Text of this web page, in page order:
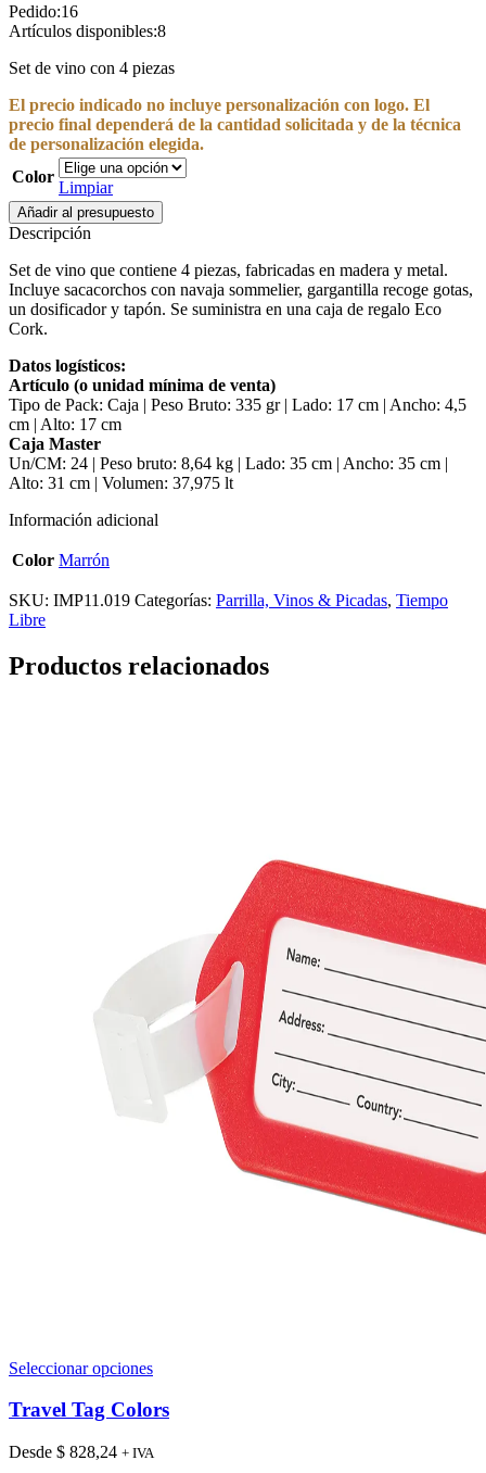
Pedido:16
Artículos disponibles:8
Set de vino con 4 piezas
El precio indicado no incluye personalización con logo. El
precio final dependerá de la cantidad solicitada y de la técnica
de personalización elegida.
Color
Limpiar
Set
de
Eco
Cork
cantidad
Añadir al presupuesto
Descripción
Set de vino que contiene 4 piezas, fabricadas en madera y metal.
Incluye sacacorchos con navaja sommelier, gargantilla recoge gotas,
un dosificador y tapón. Se suministra en una caja de regalo Eco
Cork.
Datos logísticos:
Artículo (o unidad mínima de venta)
Tipo de Pack: Caja | Peso Bruto: 335 gr | Lado: 17 cm | Ancho: 4,5
cm | Alto: 17 cm
Caja Master
Un/CM: 24 | Peso bruto: 8,64 kg | Lado: 35 cm | Ancho: 35 cm |
Alto: 31 cm | Volumen: 37,975 lt
Información adicional
Color Marrón
SKU: IMP11.019 Categorías: Parrilla, Vinos & Picadas, Tiempo
Libre
Productos relacionados
Seleccionar opcionesEste
tiene
Travel Tag Colors
Desde $ 828,24 + IVA